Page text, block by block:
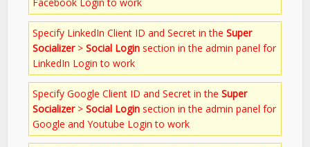
Specify LinkedIn Client ID and Secret in theSuper
Socializer>Social Login section in the admin panel for
LinkedIn Login to work
Specify Google Client ID and Secret in theSuper
Socializer>Social Login section in the admin panel for
Google and Youtube Login to work